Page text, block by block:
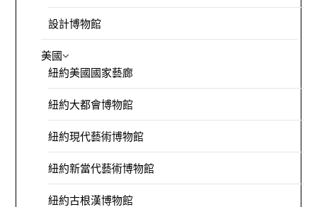
設計博物館
美國
紐約美國國家藝廊
紐約大都會博物館
紐約現代藝術博物館
紐約新當代藝術博物館
紐約古根漢博物館